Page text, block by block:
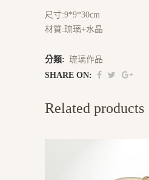
尺寸:9*9*30cm
材質:琉璃+水晶
分類: 琉璃作品
SHARE ON:
Related products